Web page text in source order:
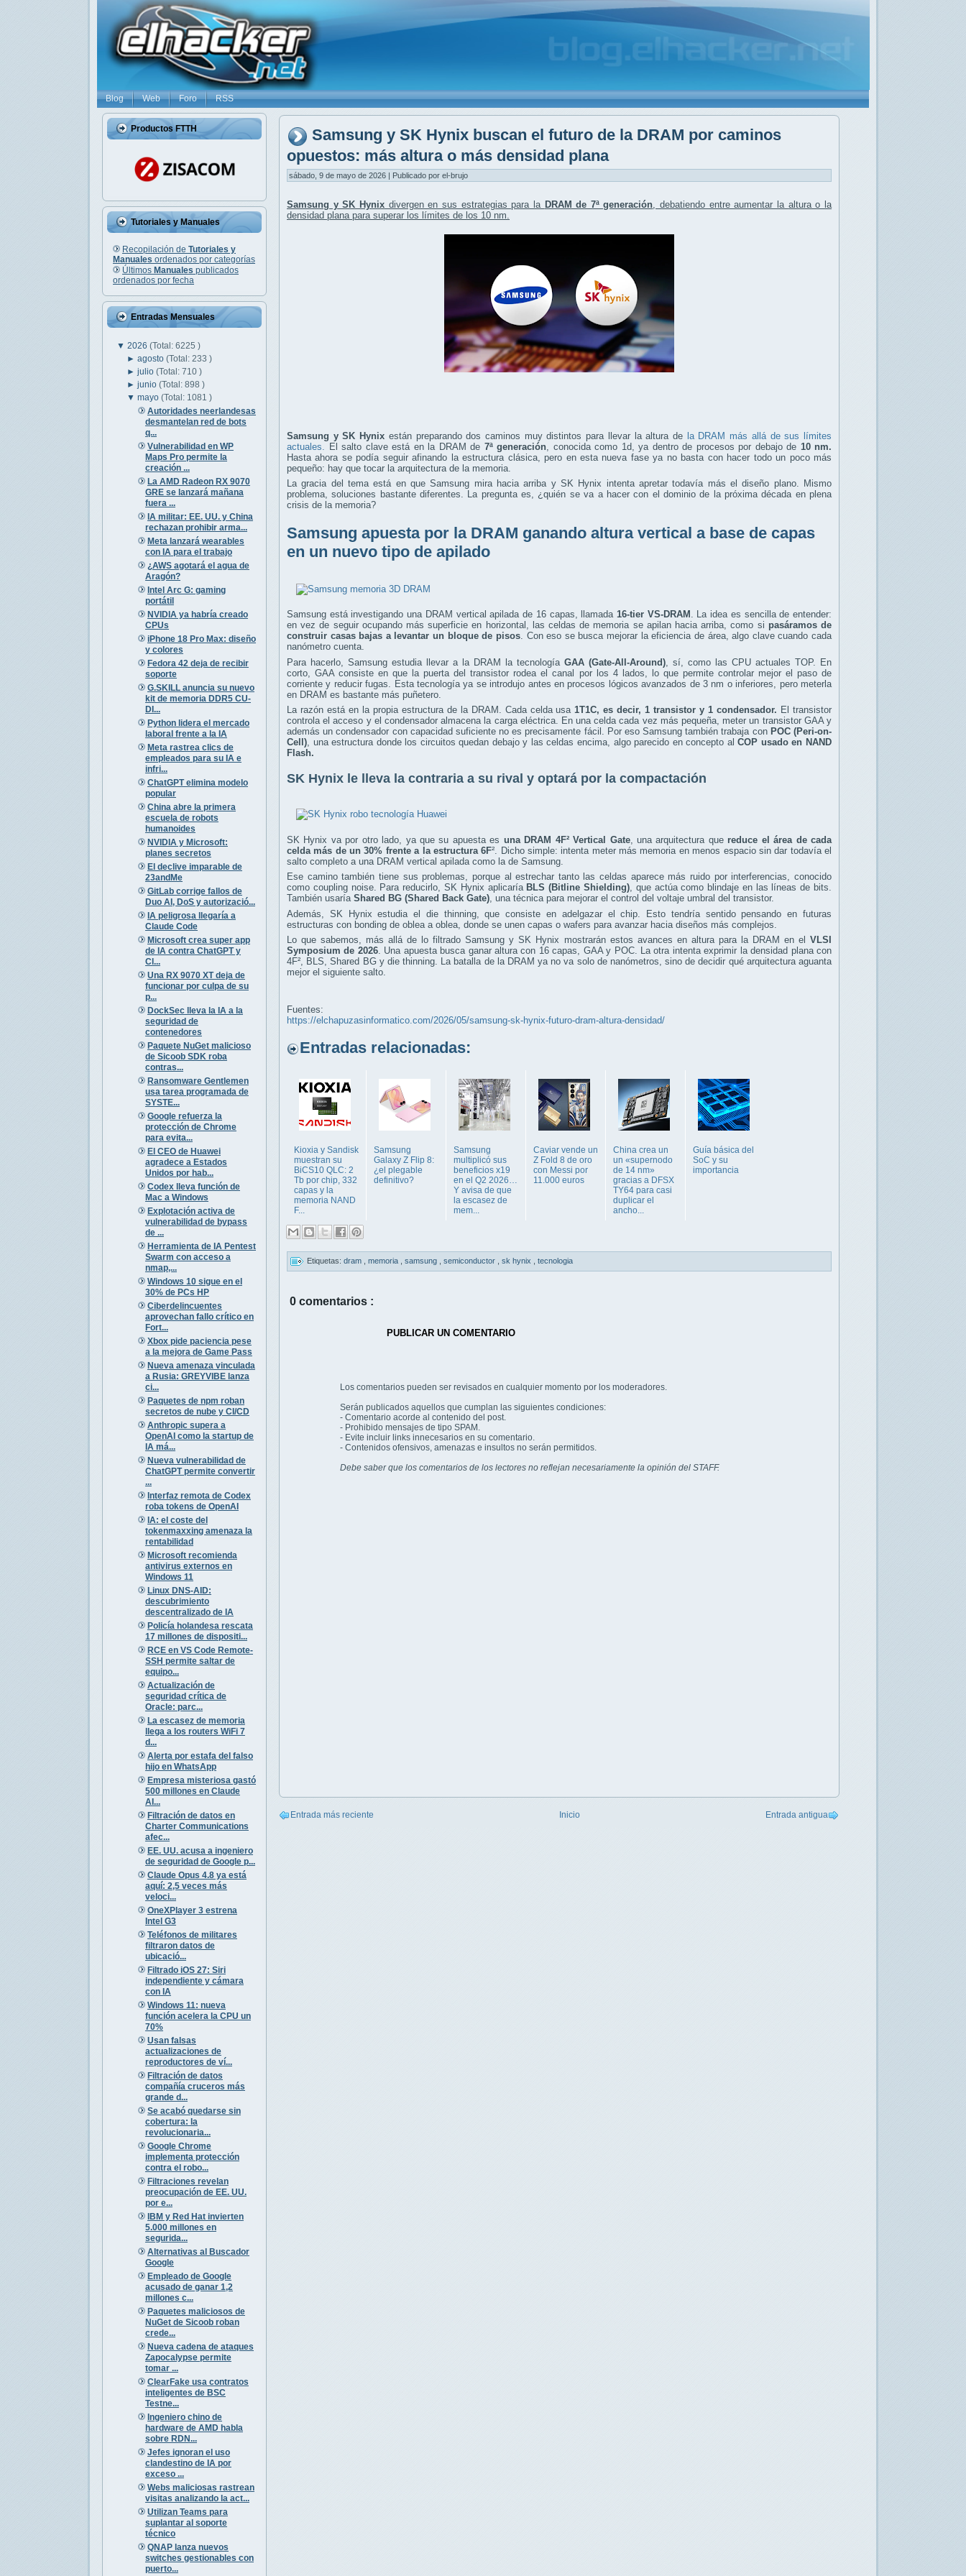
Blog Web Foro RSS
Productos FTTH
Tutoriales y Manuales
Recopilación de Tutoriales y
Manuales ordenados por categorías
Últimos Manuales publicados
ordenados por fecha
Entradas Mensuales
▼ 2026 (Total: 6225 )
►agosto(Total: 233 )
►julio(Total: 710 )
►junio(Total: 898 )
▼mayo(Total: 1081 )
Autoridades neerlandesas
desmantelan red de bots
q...
Vulnerabilidad en WP
Maps Pro permite la
creación ...
La AMD Radeon RX 9070
GRE se lanzará mañana
fuera ...
IA militar: EE. UU. y China
rechazan prohibir arma...
Meta lanzará wearables
con IA para el trabajo
¿AWS agotará el agua de
Aragón?
Intel Arc G: gaming
portátil
NVIDIA ya habría creado
CPUs
iPhone 18 Pro Max: diseño
y colores
Fedora 42 deja de recibir
soporte
G.SKILL anuncia su nuevo
kit de memoria DDR5 CU-
DI...
Python lidera el mercado
laboral frente a la IA
Meta rastrea clics de
empleados para su IA e
infri...
ChatGPT elimina modelo
popular
China abre la primera
escuela de robots
humanoides
NVIDIA y Microsoft:
planes secretos
El declive imparable de
23andMe
GitLab corrige fallos de
Duo AI, DoS y autorizació...
IA peligrosa llegaría a
Claude Code
Microsoft crea super app
de IA contra ChatGPT y
Cl...
Una RX 9070 XT deja de
funcionar por culpa de su
p...
DockSec lleva la IA a la
seguridad de
contenedores
Paquete NuGet malicioso
de Sicoob SDK roba
contras...
Ransomware Gentlemen
usa tarea programada de
SYSTE...
Google refuerza la
protección de Chrome
para evita...
El CEO de Huawei
agradece a Estados
Unidos por hab...
Codex lleva función de
Mac a Windows
Explotación activa de
vulnerabilidad de bypass
de ...
Herramienta de IA Pentest
Swarm con acceso a
nmap,...
Windows 10 sigue en el
30% de PCs HP
Ciberdelincuentes
aprovechan fallo crítico en
Fort...
Xbox pide paciencia pese
a la mejora de Game Pass
Nueva amenaza vinculada
a Rusia: GREYVIBE lanza
ci...
Paquetes de npm roban
secretos de nube y CI/CD
Anthropic supera a
OpenAI como la startup de
IA má...
Nueva vulnerabilidad de
ChatGPT permite convertir
...
Interfaz remota de Codex
roba tokens de OpenAI
IA: el coste del
tokenmaxxing amenaza la
rentabilidad
Microsoft recomienda
antivirus externos en
Windows 11
Linux DNS-AID:
descubrimiento
descentralizado de IA
Policía holandesa rescata
17 millones de dispositi...
RCE en VS Code Remote-
SSH permite saltar de
equipo...
Actualización de
seguridad crítica de
Oracle: parc...
La escasez de memoria
llega a los routers WiFi 7
d...
Alerta por estafa del falso
hijo en WhatsApp
Empresa misteriosa gastó
500 millones en Claude
AI...
Filtración de datos en
Charter Communications
afec...
EE. UU. acusa a ingeniero
de seguridad de Google p...
Claude Opus 4.8 ya está
aquí: 2,5 veces más
veloci...
OneXPlayer 3 estrena
Intel G3
Teléfonos de militares
filtraron datos de
ubicació...
Filtrado iOS 27: Siri
independiente y cámara
con IA
Windows 11: nueva
función acelera la CPU un
70%
Usan falsas
actualizaciones de
reproductores de ví...
Filtración de datos
compañía cruceros más
grande d...
Se acabó quedarse sin
cobertura: la
revolucionaria...
Google Chrome
implementa protección
contra el robo...
Filtraciones revelan
preocupación de EE. UU.
por e...
IBM y Red Hat invierten
5.000 millones en
segurida...
Alternativas al Buscador
Google
Empleado de Google
acusado de ganar 1,2
millones c...
Paquetes maliciosos de
NuGet de Sicoob roban
crede...
Nueva cadena de ataques
Zapocalypse permite
tomar ...
ClearFake usa contratos
inteligentes de BSC
Testne...
Ingeniero chino de
hardware de AMD habla
sobre RDN...
Jefes ignoran el uso
clandestino de IA por
exceso ...
Webs maliciosas rastrean
visitas analizando la act...
Utilizan Teams para
suplantar al soporte
técnico
QNAP lanza nuevos
switches gestionables con
puerto...
Samsung y SK Hynix buscan el futuro de la DRAM por caminos
opuestos: más altura o más densidad plana
sábado, 9 de mayo de 2026 | Publicado por el-brujo
Samsung y SK Hynixdivergen en sus estrategias para la DRAM de 7ª generación , debatiendo entre aumentar la altura o la
densidad plana para superar los límites de los 10 nm.
Samsung y SK Hynix están preparando dos caminos muy distintos para llevar la altura de la DRAM más allá de sus límites
actuales.
El salto clave está en la DRAM de 7ª generación , conocida como 1d, ya dentro de procesos por debajo de 10 nm.
Hasta ahora se podía seguir afinando la estructura clásica, pero en esta nueva fase ya no basta con hacer todo un poco más
pequeño: hay que tocar la arquitectura de la memoria.
La gracia del tema está en que Samsung mira hacia arriba y SK Hynix intenta apretar todavía más el diseño plano. Mismo
problema, soluciones bastante diferentes. La pregunta es, ¿quién se va a hacer con el dominio de la próxima década en plena
crisis de la memoria?
Samsung apuesta por la DRAM ganando altura vertical a base de capas
en un nuevo tipo de apilado
Samsung está investigando una DRAM vertical apilada de 16 capas, llamada 16-tier VS-DRAM . La idea es sencilla de entender:
en vez de seguir ocupando más superficie en horizontal, las celdas de memoria se apilan hacia arriba, como si pasáramos de
construir casas bajas a levantar un bloque de pisos. Con eso se busca mejorar la eficiencia de área, algo clave cuando cada
nanómetro cuenta.
Para hacerlo, Samsung estudia llevar a la DRAM la tecnología GAA (Gate-All-Around) , sí, como las CPU actuales TOP. En
corto, GAA consiste en que la puerta del transistor rodea el canal por los 4 lados, lo que permite controlar mejor el paso de
corriente y reducir fugas. Esta tecnología ya se introdujo antes en procesos lógicos avanzados de 3 nm o inferiores, pero meterla
en DRAM es bastante más puñetero.
La razón está en la propia estructura de la DRAM. Cada celda usa1T1C, es decir, 1 transistor y 1 condensador. El transistor
controla el acceso y el condensador almacena la carga eléctrica. En una celda cada vez más pequeña, meter un transistor GAA y
además un condensador con capacidad suficiente no es precisamente fácil. Por eso Samsung también trabaja conPOC (Peri-on-
Cell), una estructura donde los circuitos quedan debajo y las celdas encima, algo parecido en concepto alCOP usado en NAND
Flash.
SK Hynix le lleva la contraria a su rival y optará por la compactación
SK Hynix va por otro lado, ya que su apuesta es una DRAM 4F² Vertical Gate, una arquitectura que reduce el área de cada
celda más de un 30% frente a la estructura 6F². Dicho simple: intenta meter más memoria en menos espacio sin dar todavía el
salto completo a una DRAM vertical apilada como la de Samsung.
Ese camino también tiene sus problemas, porque al estrechar tanto las celdas aparece más ruido por interferencias, conocido
como coupling noise. Para reducirlo, SK Hynix aplicaría BLS (Bitline Shielding), que actúa como blindaje en las líneas de bits.
También usaría Shared BG (Shared Back Gate), una técnica para mejorar el control del voltaje umbral del transistor.
Además, SK Hynix estudia el die thinning, que consiste en adelgazar el chip. Esto tendría sentido pensando en futuras
estructuras con bonding de oblea a oblea, donde se unen capas o wafers para avanzar hacia diseños más complejos.
Lo que sabemos, más allá de lo filtrado Samsung y SK Hynix mostrarán estos avances en altura para la DRAM en el VLSI
Symposium de 2026. Una apuesta busca ganar altura con 16 capas, GAA y POC. La otra intenta exprimir la densidad plana con
4F², BLS, Shared BG y die thinning. La batalla de la DRAM ya no va solo de nanómetros, sino de decidir qué arquitectura aguanta
mejor el siguiente salto.
Fuentes:
https://elchapuzasinformatico.com/2026/05/samsung-sk-hynix-futuro-dram-altura-densidad/
Entradas relacionadas:
Kioxia y Sandisk
muestran su
BiCS10 QLC: 2
Tb por chip, 332
capas y la
memoria NAND
F...
Samsung
Galaxy Z Flip 8:
¿el plegable
definitivo?
Samsung
multiplicó sus
beneficios x19
en el Q2 2026…
Y avisa de que
la escasez de
mem...
Caviar vende un
Z Fold 8 de oro
con Messi por
11.000 euros
China crea un
un «supernodo
de 14 nm»
gracias a DFSX
TY64 para casi
duplicar el
ancho...
Guía básica del
SoC y su
importancia
Etiquetas: dram memoria samsung semiconductor sk hynix tecnologia
0 comentarios :
PUBLICAR UN COMENTARIO
Los comentarios pueden ser revisados en cualquier momento por los moderadores.
Serán publicados aquellos que cumplan las siguientes condiciones:
- Comentario acorde al contenido del post.
- Prohibido mensajes de tipo SPAM.
- Evite incluir links innecesarios en su comentario.
- Contenidos ofensivos, amenazas e insultos no serán permitidos.
Debe saber que los comentarios de los lectores no reflejan necesariamente la opinión del STAFF.
Entrada más reciente Entrada antigua
Inicio